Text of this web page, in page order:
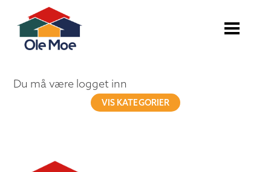
Du må være logget inn
VIS KATEGORIER